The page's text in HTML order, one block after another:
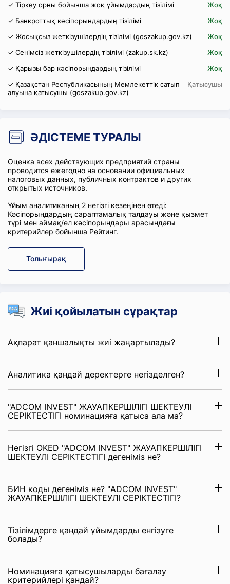
✓ Тіркеу орны бойынша жоқ ұйымдардың тізілімі
Жоқ
✓ Банкроттық кәсіпорындардың тізілімі
Жоқ
✓ Жосықсыз жеткізушілердің тізілімі (goszakup.gov.kz)
Жоқ
✓ Сенімсіз жеткізушілердің тізілімі (zakup.sk.kz)
Жоқ
✓ Қарызы бар кәсіпорындардың тізілімі
Жоқ
✓ Қазақстан Республикасының Мемлекеттік сатып
алуына қатысушы (goszakup.gov.kz)
Қатысушы
ӘДІСТЕМЕ ТУРАЛЫ
Оценка всех действующих предприятий страны
проводится ежегодно на основании официальных
налоговых данных, публичных контрактов и других
открытых источников.
Ұйым аналитиканың 2 негізгі кезеңінен өтеді:
Кәсіпорындардың сараптамалық талдауы және қызмет
түрі мен аймақ/ел кәсіпорындары арасындағы
критерийлер бойынша Рейтинг.
Толығырақ
Жиі қойылатын сұрақтар
Ақпарат қаншалықты жиі жаңартылады?
Аналитика қандай деректерге негізделген?
"ADCOM INVEST" ЖАУАПКЕРШІЛІГІ ШЕКТЕУЛІ
СЕРІКТЕСТІГІ номинацияға қатыса ала ма?
Негізгі OKED "ADCOM INVEST" ЖАУАПКЕРШІЛІГІ
ШЕКТЕУЛІ СЕРІКТЕСТІГІ дегеніміз не?
БИН коды дегеніміз не? "ADCOM INVEST"
ЖАУАПКЕРШІЛІГІ ШЕКТЕУЛІ СЕРІКТЕСТІГІ?
Тізілімдерге қандай ұйымдарды енгізуге
болады?
Номинацияға қатысушыларды бағалау
критерийлері қандай?